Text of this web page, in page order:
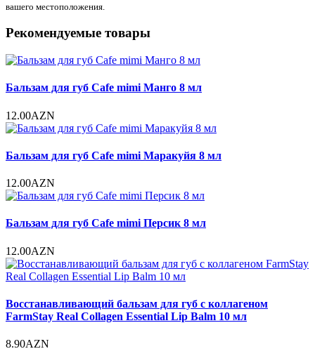
вашего местоположения.
Рекомендуемые товары
Бальзам для губ Cafe mimi Манго 8 мл
12.00AZN
Бальзам для губ Cafe mimi Маракуйя 8 мл
12.00AZN
Бальзам для губ Cafe mimi Персик 8 мл
12.00AZN
Восстанавливающий бальзам для губ с коллагеном
FarmStay Real Collagen Essential Lip Balm 10 мл
8.90AZN